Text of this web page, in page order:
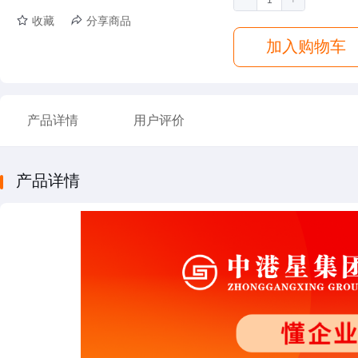
收藏 分享商品
加入购物车
产品详情 用户评价
产品详情